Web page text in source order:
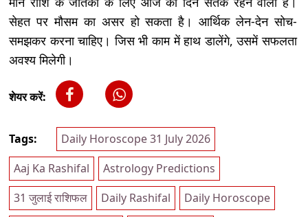
सेहत पर मौसम का असर हो सकता है। आर्थिक लेन-देन सोच-
समझकर करना चाहिए। जिस भी काम में हाथ डालेंगे, उसमें सफलता
अवश्य मिलेगी।
शेयर करें:
Tags:
Daily Horoscope 31 July 2026
Aaj Ka Rashifal
Astrology Predictions
31 जुलाई राशिफल
Daily Rashifal
Daily Horoscope